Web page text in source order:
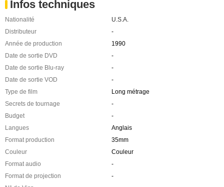
Infos techniques
Nationalité
U.S.A.
Distributeur
-
Année de production
1990
Date de sortie DVD
-
Date de sortie Blu-ray
-
Date de sortie VOD
-
Type de film
Long métrage
Secrets de tournage
-
Budget
-
Langues
Anglais
Format production
35mm
Couleur
Couleur
Format audio
-
Format de projection
-